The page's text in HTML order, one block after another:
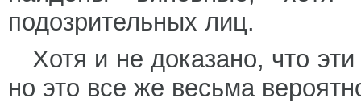
подозрительных лиц.
Хотя и не доказано, что
но это все же весьма